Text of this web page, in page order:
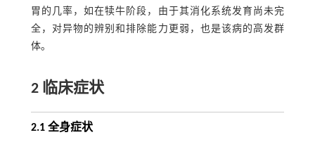
胃的几率，如在犊牛阶段，由于其消化系统发育尚未完
全，对异物的辨别和排除能力更弱，也是该病的高发群
体。
2 临床症状
2.1 全身症状